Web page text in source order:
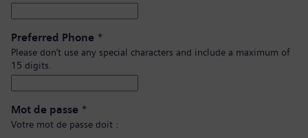
Preferred Phone *
Please don’t use any special characters and include a maximum of
15 digits.
Mot de passe *
Votre mot de passe doit :